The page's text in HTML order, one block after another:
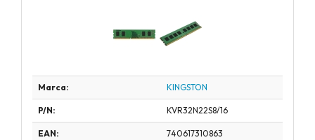
Marca: KINGSTON
P/N: KVR32N22S8/16
EAN: 740617310863